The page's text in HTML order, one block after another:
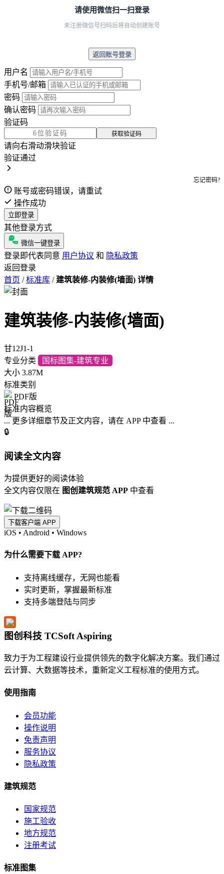
请使用微信扫一扫登录
未注册微信号扫码后将自动创建账号
返回账号登录
用户名
手机号/邮箱
密码
确认密码
验证码
获取验证码
请向右滑动滑块验证
验证通过
忘记密码?
账号或密码错误，请重试
操作成功
立即登录
其他登录方式
微信一键登录
登录即代表同意 用户协议 和 隐私政策
返回登录
首页 / 标准库 / 建筑装修-内装修(墙面) 详情
建筑装修-内装修(墙面)
甘12J1-1
专业分类
国标图集-建筑专业
大小 3.87M
标准类别
PDF版
标准内容概览
... 更多详细章节及正文内容，请在 APP 中查看 ...
🔒
阅读全文内容
为提供更好的阅读体验
全文内容仅限在 图创建筑规范 APP 中查看
下载客户端 APP
iOS • Android • Windows
为什么需要下载 APP?
支持离线缓存，无网也能看
实时更新，掌握最新标准
支持多端登陆与同步
图创科技 TCSoft Aspiring
致力于为工程建设行业提供领先的数字化解决方案。我们通过
云计算、大数据等技术，重新定义工程标准的使用方式。
使用指南
会员功能
操作说明
免责声明
服务协议
隐私政策
建筑规范
国家规范
施工验收
地方规范
注册考试
标准图集